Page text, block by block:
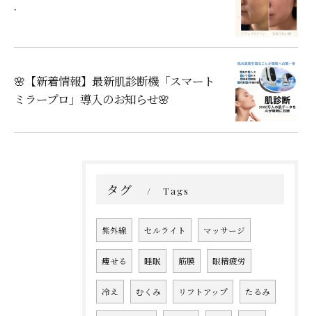
.
🌸【新着情報】最新肌診断機「スマート
ミラープロ」導入のお知らせ🌸
タグ Tags
紫外線 セルライト マッサージ
痩せる 睡眠 筋膜 眼精疲労
冷え むくみ リフトアップ たるみ